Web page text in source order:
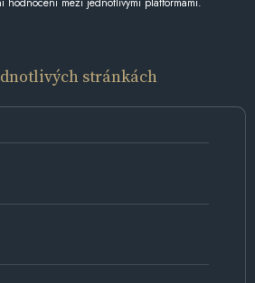
stránkách